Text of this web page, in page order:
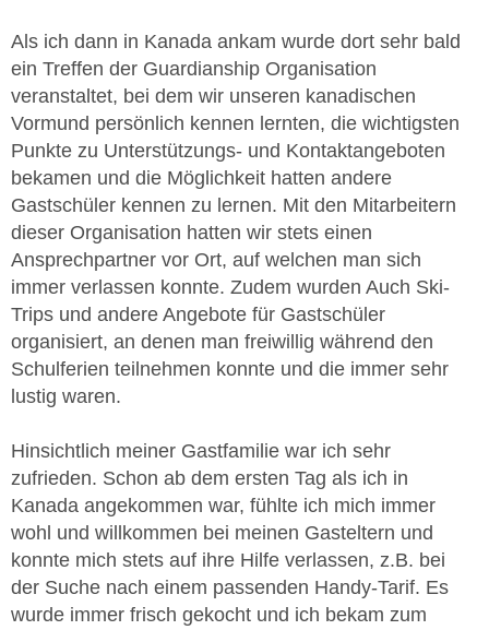
Als ich dann in Kanada ankam wurde dort sehr bald
ein Treffen der Guardianship Organisation
veranstaltet, bei dem wir unseren kanadischen
Vormund persönlich kennen lernten, die wichtigsten
Punkte zu Unterstützungs- und Kontaktangeboten
bekamen und die Möglichkeit hatten andere
Gastschüler kennen zu lernen. Mit den Mitarbeitern
dieser Organisation hatten wir stets einen
Ansprechpartner vor Ort, auf welchen man sich
immer verlassen konnte. Zudem wurden Auch Ski-
Trips und andere Angebote für Gastschüler
organisiert, an denen man freiwillig während den
Schulferien teilnehmen konnte und die immer sehr
lustig waren.
Hinsichtlich meiner Gastfamilie war ich sehr
zufrieden. Schon ab dem ersten Tag als ich in
Kanada angekommen war, fühlte ich mich immer
wohl und willkommen bei meinen Gasteltern und
konnte mich stets auf ihre Hilfe verlassen, z.B. bei
der Suche nach einem passenden Handy-Tarif. Es
wurde immer frisch gekocht und ich bekam zum